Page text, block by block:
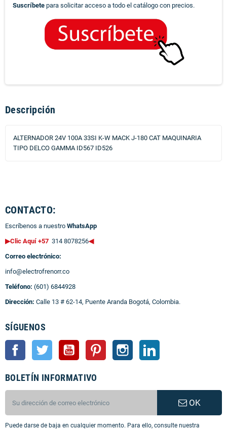
Suscríbete para solicitar acceso a todo el catálogo con precios.
Descripción
ALTERNADOR 24V 100A 33SI K-W MACK J-180 CAT MAQUINARIA
TIPO DELCO GAMMA ID567 ID526
CONTACTO:
Escríbenos a nuestro WhatsApp
▶Clic Aquí +57 314 8078256◀
Correo electrónico:
info@electrofrenorr.co
Teléfono: (601) 6844928
Dirección: Calle 13 # 62-14, Puente Aranda Bogotá, Colombia.
SÍGUENOS
Facebook Twitter YouTube Pinterest Instagram
BOLETÍN INFORMATIVO
OK
Puede darse de baja en cualquier momento. Para ello, consulte nuestra